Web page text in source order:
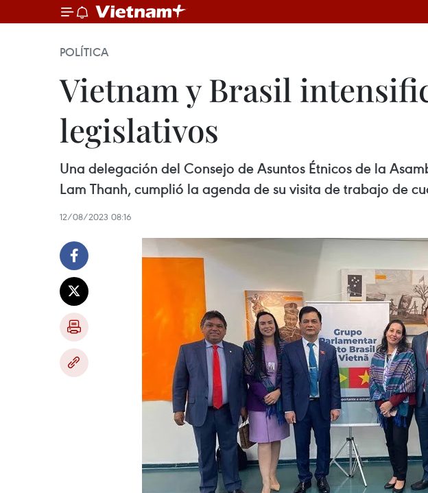
POLÍTICA
Vietnam y Brasil
legislativos
Una delegación del Consejo de Asuntos Étnicos de la
Lam Thanh, cumplió la agenda de su visita de trabajo de
12/08/2023 08:16